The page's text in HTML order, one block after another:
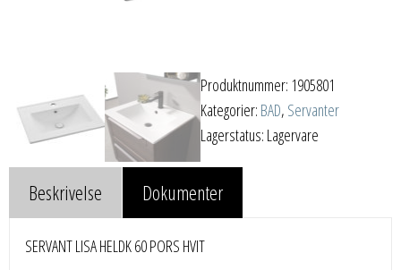
Produktnummer: 1905801
Kategorier: BAD, Servanter
Lagerstatus: Lagervare
Beskrivelse Dokumenter
SERVANT LISA HELDK 60 PORS HVIT